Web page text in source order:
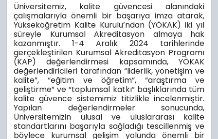
Üniversitemiz, kalite güvencesi alanındaki
çalışmalarıyla önemli bir başarıya imza atarak,
Yükseköğretim Kalite Kurulu’ndan (YÖKAK) iki yıl
süreyle Kurumsal Akreditasyon almaya hak
kazanmıştır. 1-4 Aralık 2024 tarihlerinde
gerçekleştirilen Kurumsal Akreditasyon Programı
(KAP) değerlendirmesi kapsamında, YÖKAK
değerlendiricileri tarafından “liderlik, yönetişim ve
kalite”, “eğitim ve öğretim”, “araştırma ve
geliştirme” ve “toplumsal katkı” başlıklarında tüm
kalite güvence sistemimiz titizlikle incelenmiştir.
Yapılan değerlendirmeler sonucunda,
Üniversitemizin ulusal ve uluslararası kalite
standartlarını başarıyla sağladığı tescillenmiş ve
böylece kurumsal gelişim yolunda önemli bir